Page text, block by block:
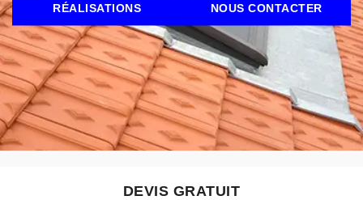
RÉALISATIONS NOUS CONTACTER
DEVIS GRATUIT